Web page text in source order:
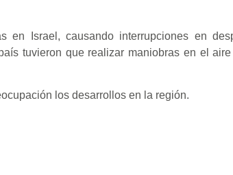
en Israel, causando interrupciones en
tuvieron que realizar maniobras en el
los desarrollos en la región.